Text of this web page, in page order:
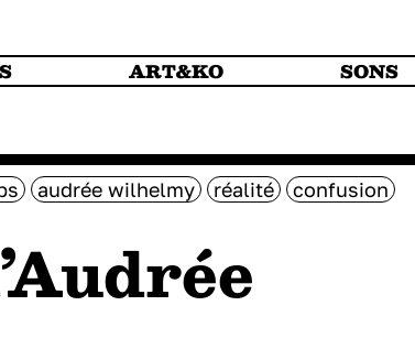
ART&KO SONS
audrée wilhelmy réalité
confusion